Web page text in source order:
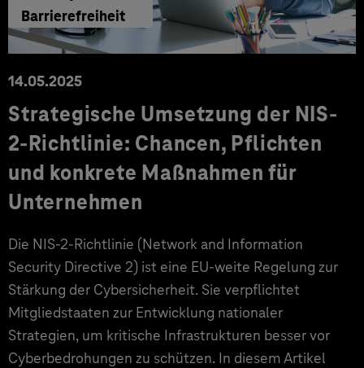
Barrierefreiheit
14.05.2025
Strategische Umsetzung der NIS-
2-Richtlinie: Chancen, Pflichten
und konkrete Maßnahmen für
Unternehmen
Die NIS-2-Richtlinie (Network and Information
Security Directive 2) ist eine EU-weite Regelung zur
Stärkung der Cybersicherheit. Sie verpflichtet
Mitgliedstaaten zur Entwicklung nationaler
Strategien, um kritische Infrastrukturen besser vor
Cyberbedrohungen zu schützen. In diesem Artikel